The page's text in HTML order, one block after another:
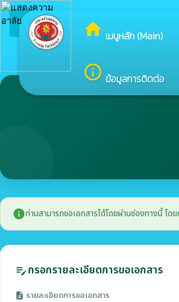
home เมนูหลัก (Main)
info_outline ข้อมูลการติดต่อ
arrow_back_iosกลับเมนูหลัก
infoท่านสามารถขอเอกสารได้โดยผ่านช่องทางนี้ โด
edit_noteกรอกรายละเอียดการขอเอกสาร
description รายละเอียดการขอเอกสาร